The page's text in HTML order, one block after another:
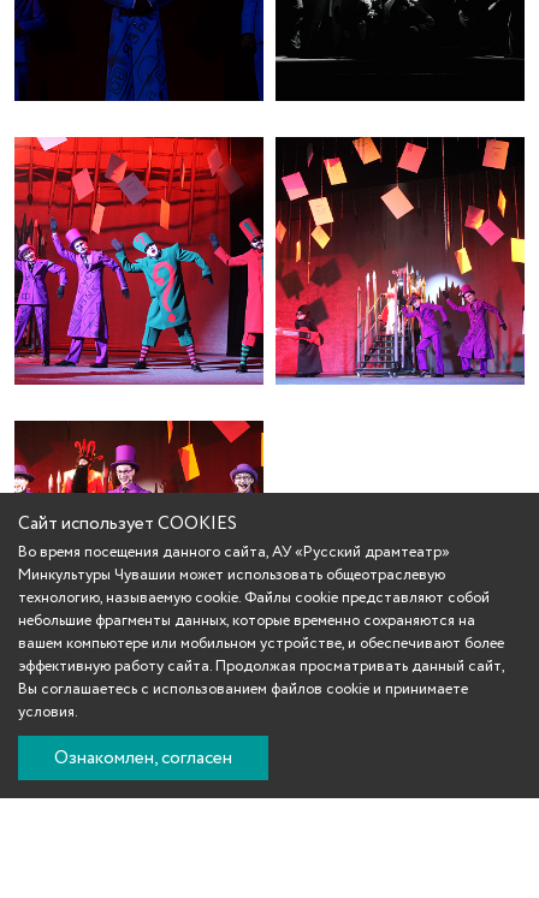
Сайт использует COOKIES
Во время посещения данного сайта, АУ «Русский драмтеатр»
Минкультуры Чувашии может использовать общеотраслевую
технологию, называемую cookie. Файлы cookie представляют собой
небольшие фрагменты данных, которые временно сохраняются на
вашем компьютере или мобильном устройстве, и обеспечивают более
эффективную работу сайта. Продолжая просматривать данный сайт,
Вы соглашаетесь с использованием файлов cookie и принимаете
условия.
Ознакомлен, согласен